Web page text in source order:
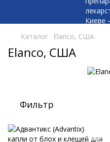
Каталог Elanco, США
Elanco, США
Фильтр